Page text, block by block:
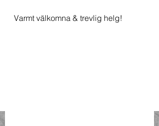
Varmt välkomna & trevlig helg!